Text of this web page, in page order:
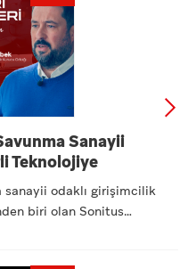
Sanayii
Teknolojiye
sanayii odaklı girişimcilik
biri olan Sonitus